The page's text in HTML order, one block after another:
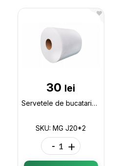
30 lei
Servetele de bucatarie JUMBO 20m*2role MG J20*2
SKU: MG J20*2
- +